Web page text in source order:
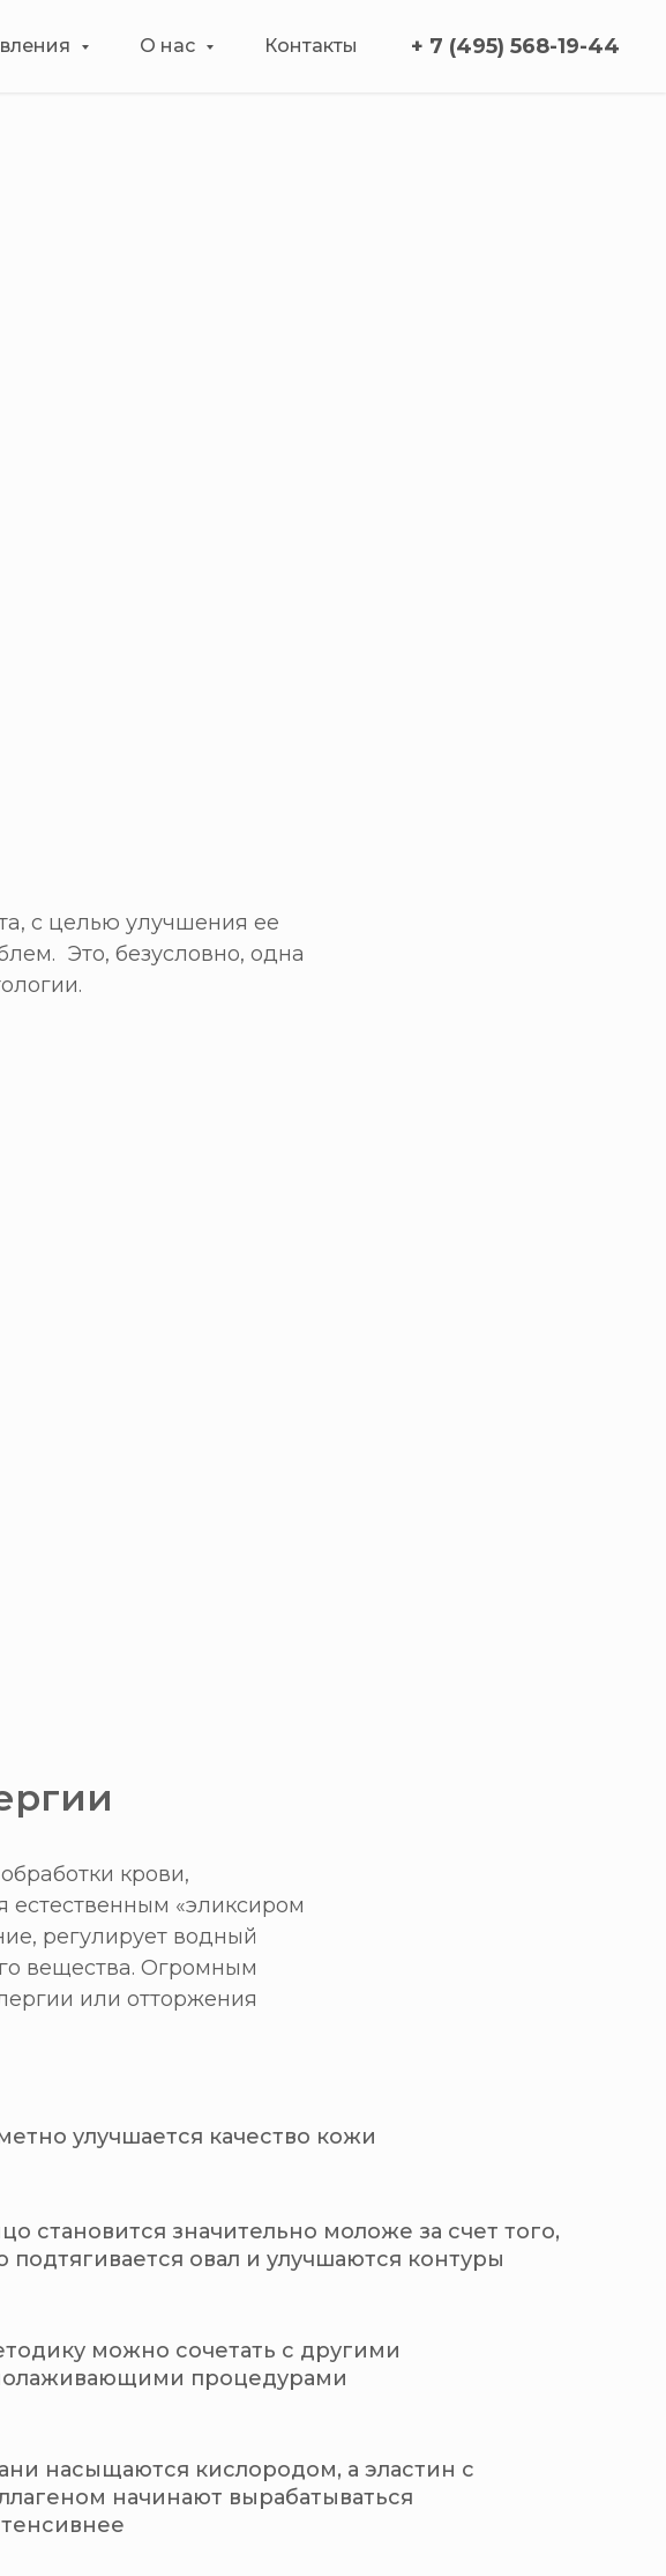
О нас Контакты + 7 (495) 568-19-44
с целью улучшения ее
Это, безусловно, одна
крови,
естественным «эликсиром
регулирует водный
вещества. Огромным
или отторжения
улучшается качество кожи
становится значительно моложе за счет того,
подтягивается овал и улучшаются контуры
можно сочетать с другими
процедурами
насыщаются кислородом, а эластин с
начинают вырабатываться